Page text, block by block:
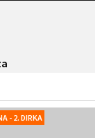
- 2. DIRKA